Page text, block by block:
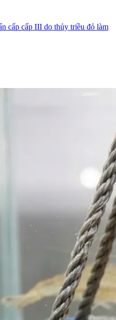
cấp cấp III do thủy triều đỏ làm